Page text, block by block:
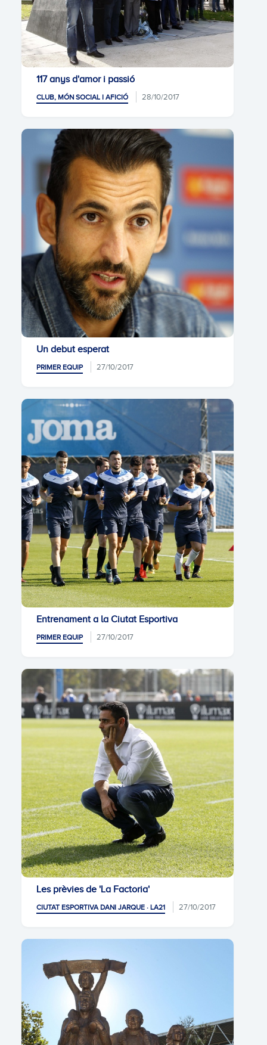
117 anys d'amor i passió
CLUB, MÓN SOCIAL I AFICIÓ 28/10/2017
Un debut esperat
PRIMER EQUIP 27/10/2017
Entrenament a la Ciutat Esportiva
PRIMER EQUIP 27/10/2017
Les prèvies de 'La Factoria'
CIUTAT ESPORTIVA DANI JARQUE · LA21 27/10/2017